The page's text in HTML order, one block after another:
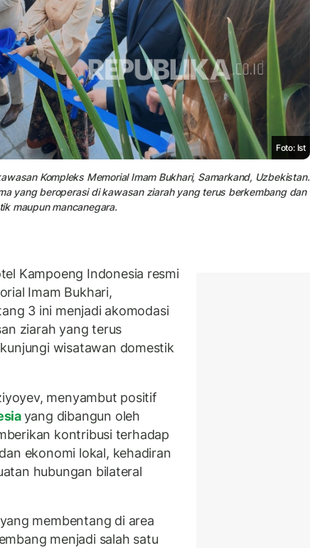
Foto: Ist
Kompleks Memorial Imam Bukhari, Samarkand, Uzbekistan.
yang beroperasi di kawasan ziarah yang terus berkembang dan
maupun mancanegara.
Kampoeng Indonesia resmi
Imam Bukhari,
3 ini menjadi akomodasi
ziarah yang terus
wisatawan domestik
menyambut positif
yang dibangun oleh
kontribusi terhadap
ekonomi lokal, kehadiran
hubungan bilateral
yang membentang di area
menjadi salah satu